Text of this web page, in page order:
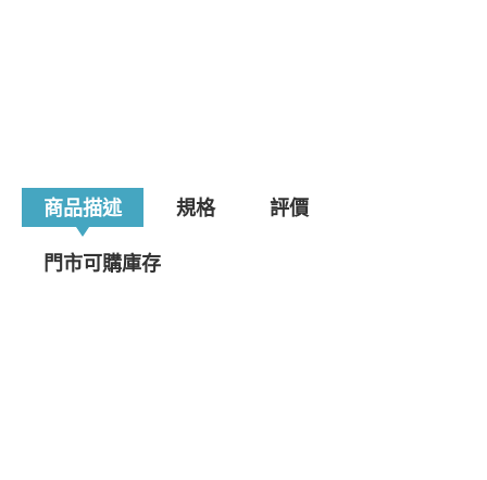
商品描述 規格 評價
門市可購庫存